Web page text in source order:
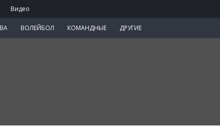
Видео
ВОЛЕЙБОЛ КОМАНДНЫЕ ДРУГИЕ